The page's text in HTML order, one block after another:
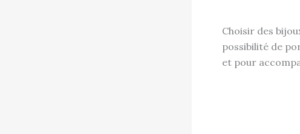
Choisir des
possibilité de
et pour